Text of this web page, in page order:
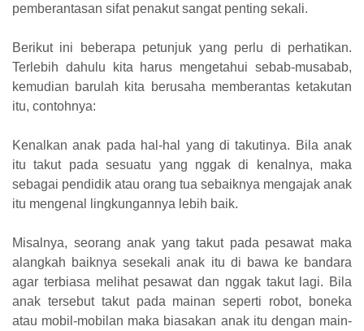
pemberantasan sifat penakut sangat penting sekali.
Berikut ini beberapa petunjuk yang perlu di perhatikan.
Terlebih dahulu kita harus mengetahui sebab-musabab,
kemudian barulah kita berusaha memberantas ketakutan
itu, contohnya:
Kenalkan anak pada hal-hal yang di takutinya. Bila anak
itu takut pada sesuatu yang nggak di kenalnya, maka
sebagai pendidik atau orang tua sebaiknya mengajak anak
itu mengenal lingkungannya lebih baik.
Misalnya, seorang anak yang takut pada pesawat maka
alangkah baiknya sesekali anak itu di bawa ke bandara
agar terbiasa melihat pesawat dan nggak takut lagi. Bila
anak tersebut takut pada mainan seperti robot, boneka
atau mobil-mobilan maka biasakan anak itu dengan main-